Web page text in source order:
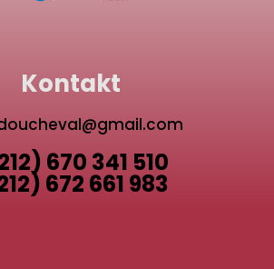
Kontakt
670 341 510
672 661 983